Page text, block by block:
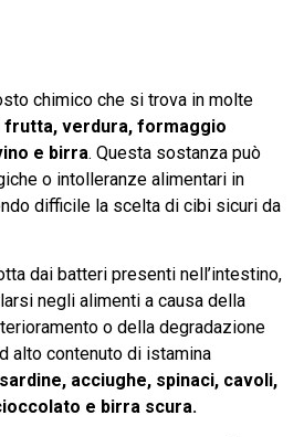
chimico che si trova in molte
frutta, verdura, formaggio
e birra. Questa sostanza può
o intolleranze alimentari in
difficile la scelta di cibi sicuri da
dai batteri presenti nell’intestino,
negli alimenti a causa della
o della degradazione
alto contenuto di istamina
acciughe, spinaci, cavoli,
e birra scura.